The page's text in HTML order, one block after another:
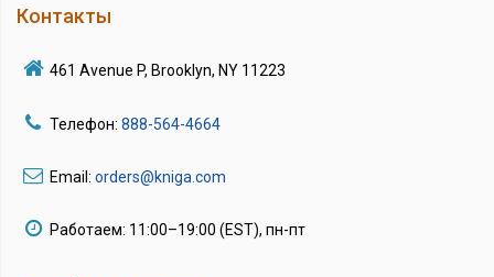
Контакты
461 Avenue P, Brooklyn, NY 11223
Телефон: 888-564-4664
Email: orders@kniga.com
Работаем: 11:00–19:00 (EST), пн-пт